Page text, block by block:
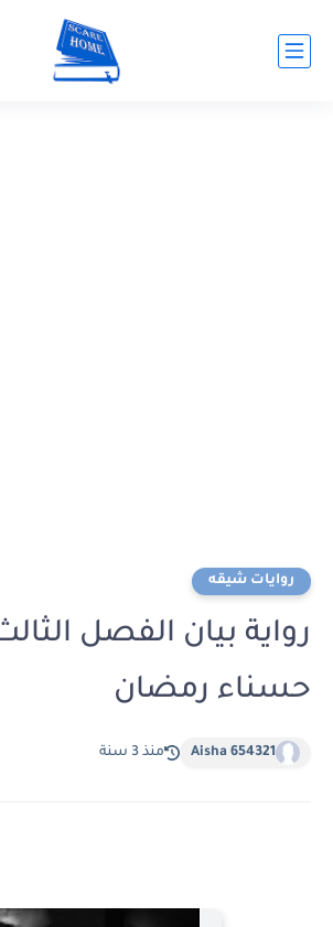
روايات شيقه
حسناء رمضان
Aisha 654321 منذ 3 سنة